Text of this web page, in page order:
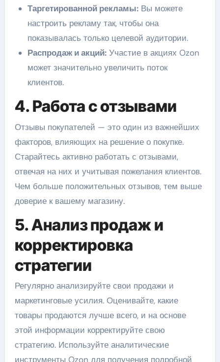
Таргетированной рекламы:Вы можете
настроить рекламу так, чтобы она
показывалась только целевой аудитории.
Распродаж и акций:Участие в акциях Ozon
может значительно увеличить поток
клиентов.
4. Работа с отзывами
Отзывы покупателей — это один из важнейших
факторов, влияющих на решение о покупке.
Старайтесь активно работать с отзывами,
отвечая на них и учитывая пожелания клиентов.
Чем больше положительных отзывов, тем выше
доверие к вашему магазину.
5. Анализ продаж и
корректировка
стратегии
Регулярно анализируйте свои продажи и
маркетинговые усилия. Оценивайте, какие
товары продаются лучше всего, и на основе
этой информации корректируйте свою
стратегию. Используйте аналитические
инструменты Ozon для получения подробной